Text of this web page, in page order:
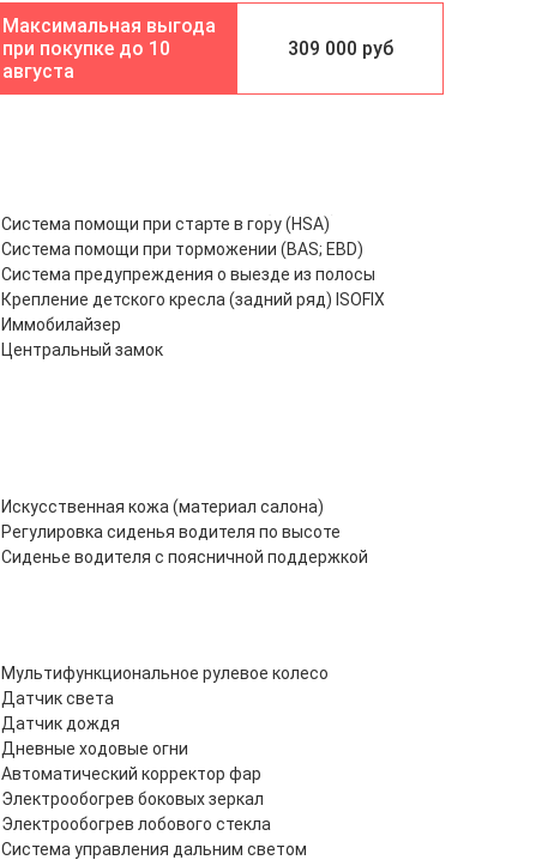
10
августа
309 000 руб
Система помощи при старте в гору (HSA)
Система помощи при торможении (BAS; EBD)
Система предупреждения о выезде из полосы
Крепление детского кресла (задний ряд) ISOFIX
Иммобилайзер
Центральный замок
Искусственная кожа (материал салона)
Регулировка сиденья водителя по высоте
Сиденье водителя с поясничной поддержкой
Мультифункциональное рулевое колесо
Датчик света
Датчик дождя
Дневные ходовые огни
Автоматический корректор фар
Электрообогрев боковых зеркал
Электрообогрев лобового стекла
Система управления дальним светом